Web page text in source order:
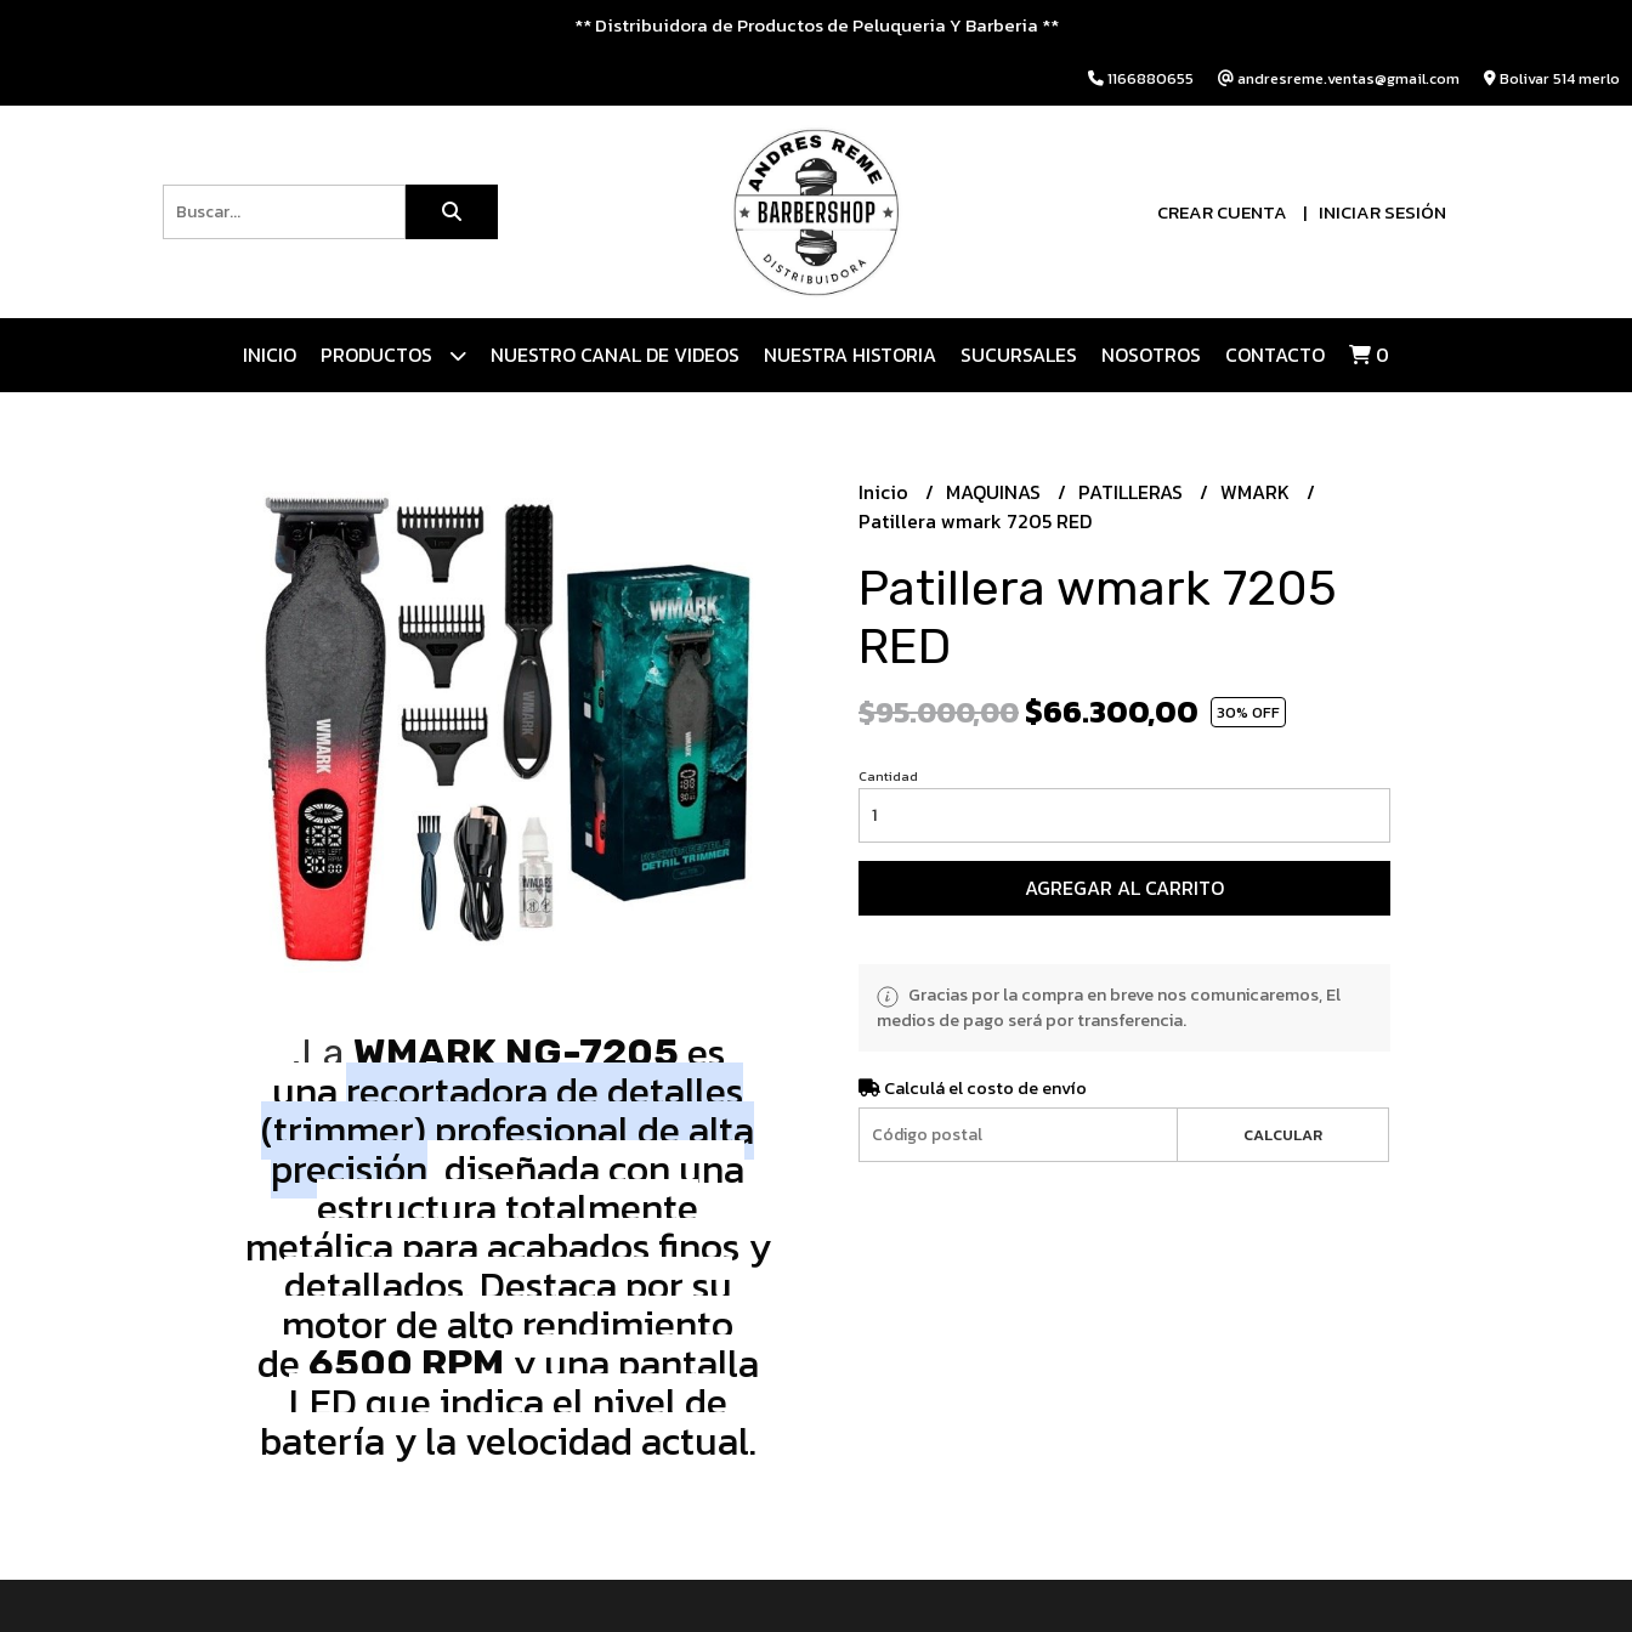
** Distribuidora de Productos de Peluqueria Y Barberia **
1166880655 andresreme.ventas@gmail.com Bolivar 514 merlo
CREAR CUENTA INICIAR SESIÓN
INICIO PRODUCTOS NUESTRO CANAL DE VIDEOS NUESTRA HISTORIA SUCURSALES NOSOTROS CONTACTO 0
.LaWMARK NG-7205es
unarecortadora de detalles
(trimmer) profesional de alta
precisión , diseñada con una
estructura totalmente
metálica para acabados finos y
detallados. Destaca por su
motor de alto rendimiento
de 6500 RPM y una pantalla
LED que indica el nivel de
batería y la velocidad actual.
Inicio MAQUINAS PATILLERAS
WMARK
Patillera wmark 7205 RED
Patillera wmark 7205
RED
$95.000,00$66.300,00 30% OFF
Cantidad
AGREGAR AL CARRITO
Gracias por la compra en breve nos comunicaremos, El
medios de pago será por transferencia.
Calculá el costo de envío
CALCULAR